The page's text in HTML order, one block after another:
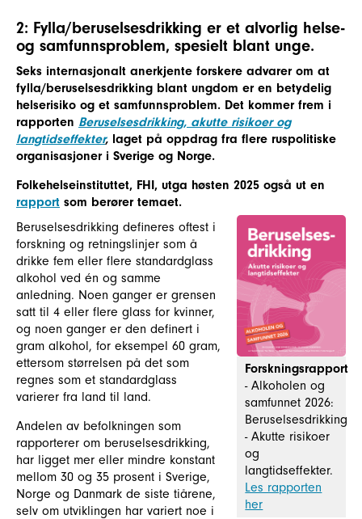
2: Fylla/beruselsesdrikking er et alvorlig helse-
og samfunnsproblem, spesielt blant unge.
Seks internasjonalt anerkjente forskere advarer om at
fylla/beruselsesdrikking blant ungdom er en betydelig
helserisiko og et samfunnsproblem. Det kommer frem i
rapporten Beruselsesdrikking, akutte risikoer og
langtidseffekter, laget på oppdrag fra flere ruspolitiske
organisasjoner i Sverige og Norge.
Folkehelseinstituttet, FHI, utga høsten 2025 også ut en
rapport som berører temaet.
Forskningsrapport
- Alkoholen og
samfunnet 2026:
Beruselsesdrikking
- Akutte risikoer
og
langtidseffekter.
Les rapporten
her
Beruselsesdrikking defineres oftest i
forskning og retningslinjer som å
drikke fem eller flere standardglass
alkohol ved én og samme
anledning. Noen ganger er grensen
satt til 4 eller flere glass for kvinner,
og noen ganger er den definert i
gram alkohol, for eksempel 60 gram,
ettersom størrelsen på det som
regnes som et standardglass
varierer fra land til land.
Andelen av befolkningen som
rapporterer om beruselsesdrikking,
har ligget mer eller mindre konstant
mellom 30 og 35 prosent i Sverige,
Norge og Danmark de siste tiårene,
selv om utviklingen har variert noe i